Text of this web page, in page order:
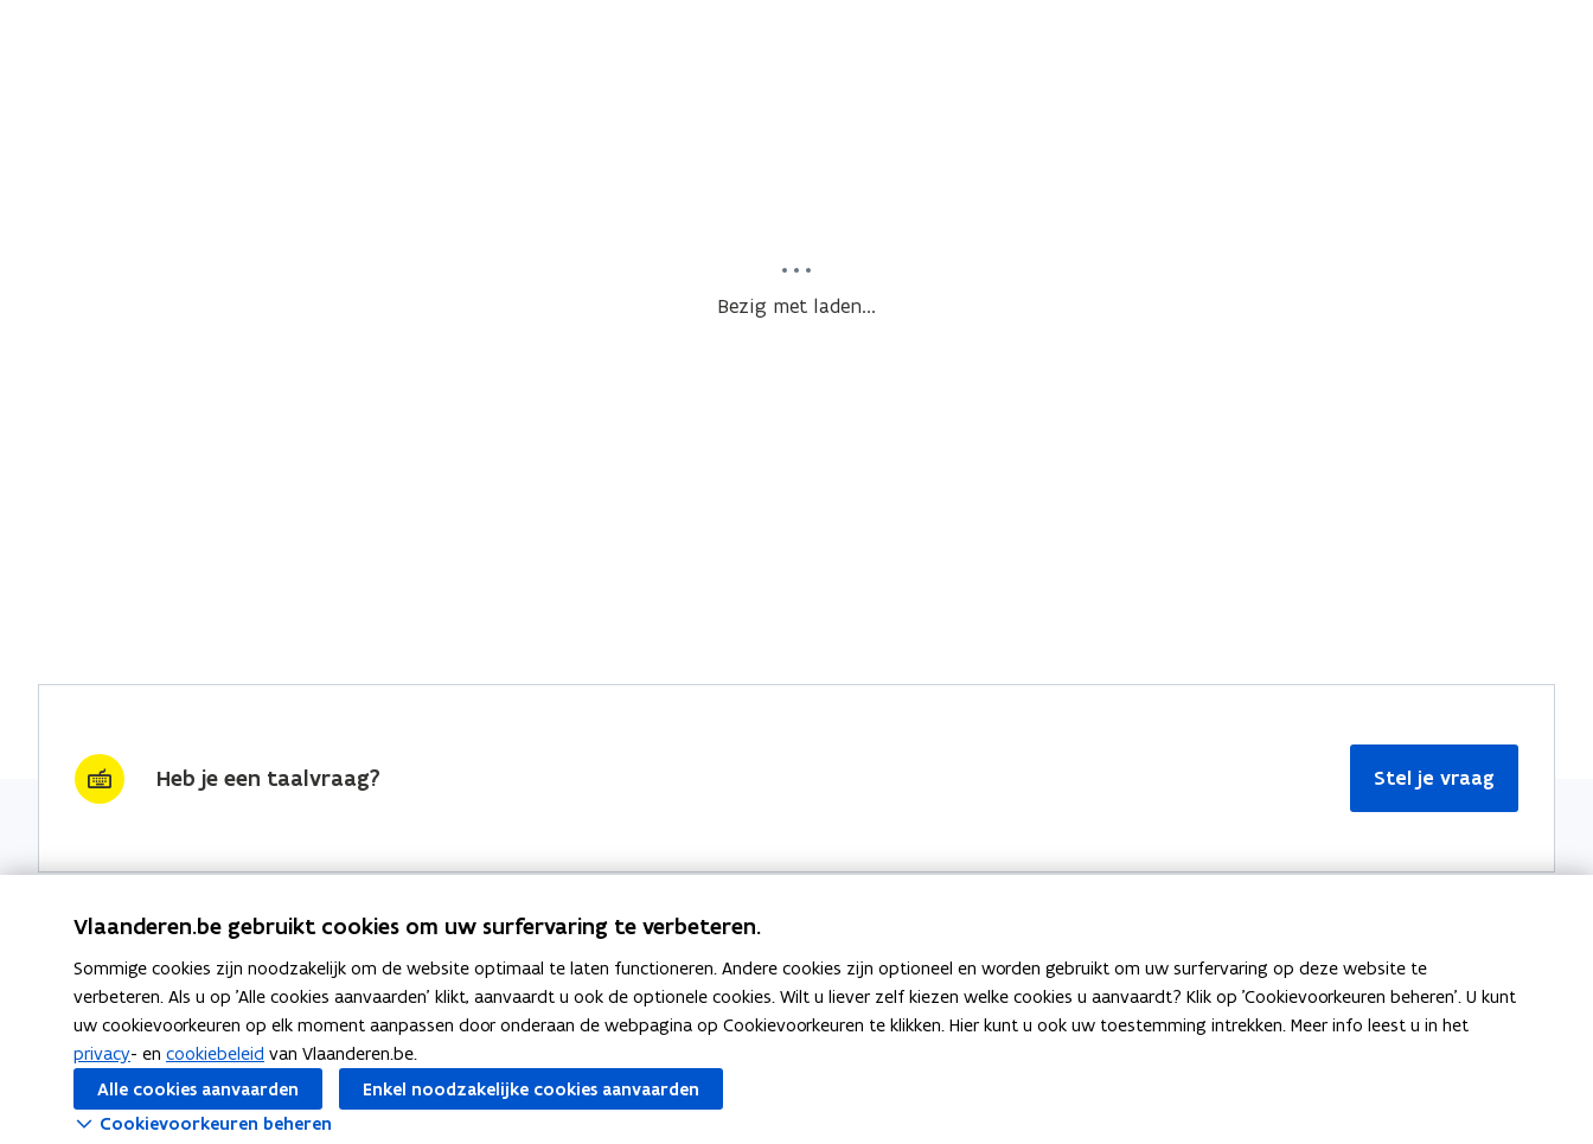
Bezig met laden...
Heb je een taalvraag? Stel je vraag
Nieuwsbrief krijgen?
vraag & woord van de week
wekelijks in je mailbox
Schrijf je in
Thema's
Spellingregels
Bekijk ook Meer informatie
Over Team Taaladvies
Vlaanderen.be gebruikt cookies om uw surfervaring te verbeteren.
Sommige cookies zijn noodzakelijk om de website optimaal te laten functioneren. Andere cookies zijn optioneel en worden gebruikt om uw surfervaring op deze website te
verbeteren. Als u op 'Alle cookies aanvaarden' klikt, aanvaardt u ook de optionele cookies. Wilt u liever zelf kiezen welke cookies u aanvaardt? Klik op 'Cookievoorkeuren beheren'. U kunt
uw cookievoorkeuren op elk moment aanpassen door onderaan de webpagina op Cookievoorkeuren te klikken. Hier kunt u ook uw toestemming intrekken. Meer info leest u in het
privacy- en cookiebeleid van Vlaanderen.be.
Alle cookies aanvaarden
Enkel noodzakelijke cookies aanvaarden
Cookievoorkeuren beheren